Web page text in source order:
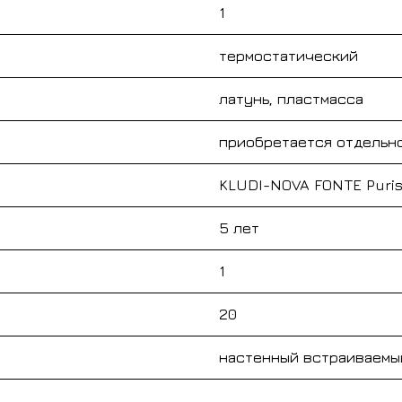
1
термостатический
латунь, пластмасса
приобретается
KLUDI-NOVA FONTE
5 лет
1
20
настенный